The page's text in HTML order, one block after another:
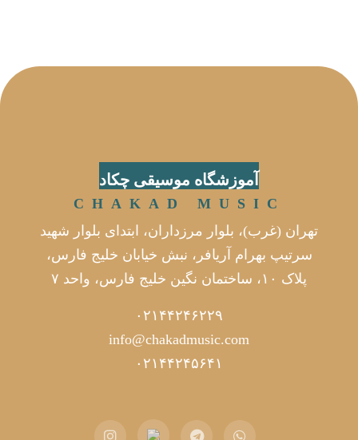
آموزشگاه موسیقی چکاد
CHAKAD MUSIC
تهران (غرب)، بلوار مرزداران، ابتدای بلوار شهید
سرتیپ بهرام آریافر، نبش خیابان خلیج فارس،
پلاک ۱۰، ساختمان نگین خلیج فارس، واحد ۷
۰۲۱۴۴۲۴۶۲۲۹
info@chakadmusic.com
۰۲۱۴۴۲۴۵۶۴۱